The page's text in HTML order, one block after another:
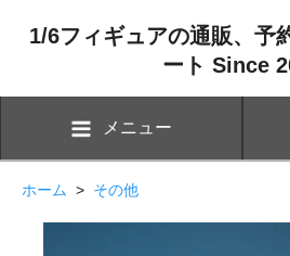
1/6フィギュアの通販、予
ート Since
メニュー
ホーム > その他